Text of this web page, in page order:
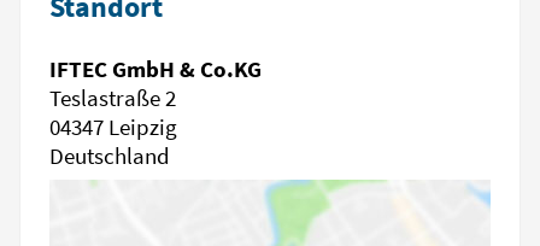
IFTEC GmbH & Co.KG
Teslastraße 2
04347 Leipzig
Deutschland